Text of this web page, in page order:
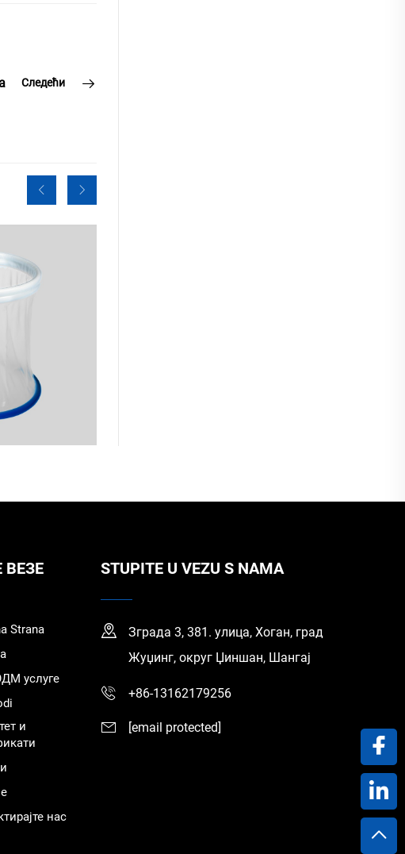
Следећи
ВЕЗЕ
Strana
услуге
и
нас
STUPITE U VEZU S NAMA
Зграда 3, 381. улица, Хоган, град
Жуџинг, округ Џиншан, Шангај
+86-13162179256
[email protected]